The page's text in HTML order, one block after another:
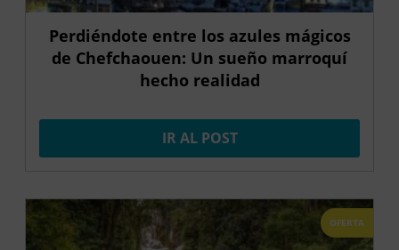
Perdiéndote entre los azules mágicos
de Chefchaouen: Un sueño marroquí
hecho realidad
IR AL POST
OFERTA